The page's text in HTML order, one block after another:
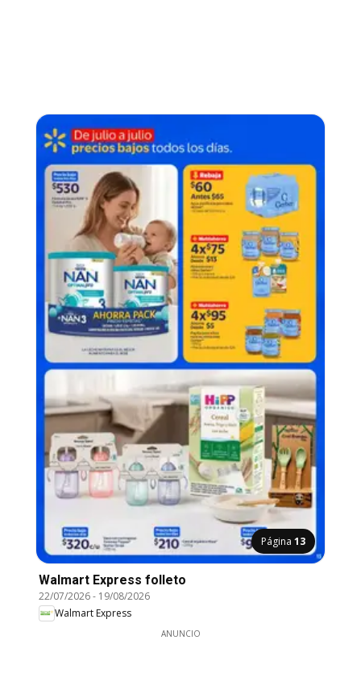
Página 13
Walmart Express folleto
22/07/2026- 19/08/2026
Walmart Express
ANUNCIO